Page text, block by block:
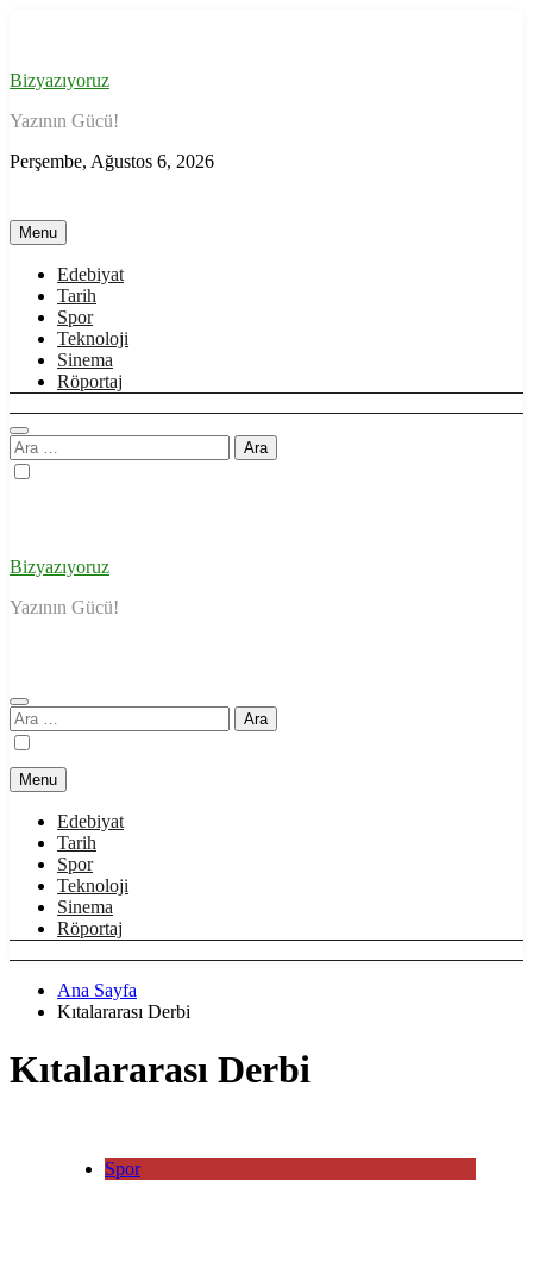
Bizyazıyoruz
Yazının Gücü!
Perşembe, Ağustos 6, 2026
Menu
Edebiyat
Tarih
Spor
Teknoloji
Sinema
Röportaj
Arama:
Bizyazıyoruz
Yazının Gücü!
Arama:
Menu
Edebiyat
Tarih
Spor
Teknoloji
Sinema
Röportaj
Ana Sayfa
Kıtalararası Derbi
Kıtalararası Derbi
Spor